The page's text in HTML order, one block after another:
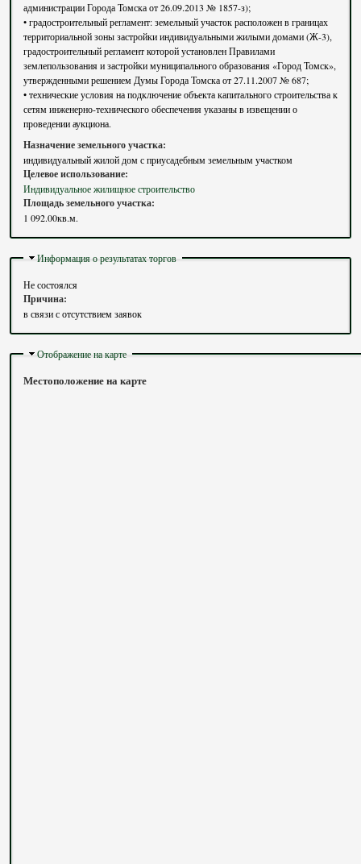
администрации Города Томска от 26.09.2013 № 1857-з);
• градостроительный регламент: земельный участок расположен в границах
территориальной зоны застройки индивидуальными жилыми домами (Ж-3),
градостроительный регламент которой установлен Правилами
землепользования и застройки муниципального образования «Город Томск»,
утвержденными решением Думы Города Томска от 27.11.2007 № 687;
• технические условия на подключение объекта капитального строительства к
сетям инженерно-технического обеспечения указаны в извещении о
проведении аукциона.
Назначение земельного участка:
индивидуальный жилой дом с приусадебным земельным участком
Целевое использование:
Индивидуальное жилищное строительство
Площадь земельного участка:
1 092.00кв.м.
Скрыть
Информация о результатах торгов
Не состоялся
Причина:
в связи с отсутствием заявок
Скрыть
Отображение на карте
Местоположение на карте